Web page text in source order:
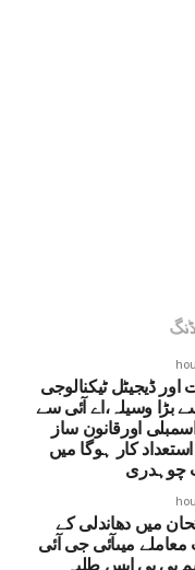
ڈیجیٹل ٹیکنالوجی
وسیلہ،اے آئی سے
اورقانون ساز
کار ہوگا میں
چوہدری
میں دھاندلی کے
میںآئی جی آئی
ایس کے 6 ایم بی بی ایس طلبہ